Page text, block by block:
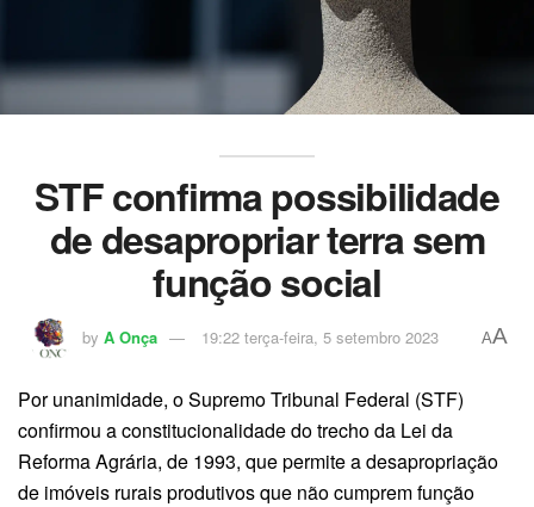
STF confirma possibilidade
de desapropriar terra sem
função social
by A Onça 19:22 terça-feira, 5 setembro 2023 AA
Por unanimidade, o Supremo Tribunal Federal (STF)
confirmou a constitucionalidade do trecho da Lei da
Reforma Agrária, de 1993, que permite a desapropriação
de imóveis rurais produtivos que não cumprem função